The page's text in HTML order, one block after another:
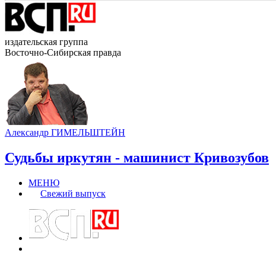
издательская группа
Восточно-Сибирская правда
Александр ГИМЕЛЬШТЕЙН
Судьбы иркутян - машинист Кривозубов
МЕНЮ
Свежий выпуск